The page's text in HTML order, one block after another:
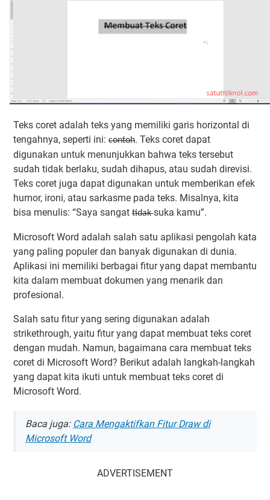
Teks coret adalah teks yang memiliki garis horizontal di
tengahnya, seperti ini: contoh. Teks coret dapat
digunakan untuk menunjukkan bahwa teks tersebut
sudah tidak berlaku, sudah dihapus, atau sudah direvisi.
Teks coret juga dapat digunakan untuk memberikan efek
humor, ironi, atau sarkasme pada teks. Misalnya, kita
bisa menulis: “Saya sangat tidaksuka kamu”.
Microsoft Word adalah salah satu aplikasi pengolah kata
yang paling populer dan banyak digunakan di dunia.
Aplikasi ini memiliki berbagai fitur yang dapat membantu
kita dalam membuat dokumen yang menarik dan
profesional.
Salah satu fitur yang sering digunakan adalah
strikethrough, yaitu fitur yang dapat membuat teks coret
dengan mudah. Namun, bagaimana cara membuat teks
coret di Microsoft Word? Berikut adalah langkah-langkah
yang dapat kita ikuti untuk membuat teks coret di
Microsoft Word.
Baca juga: Cara Mengaktifkan Fitur Draw di
Microsoft Word
ADVERTISEMENT